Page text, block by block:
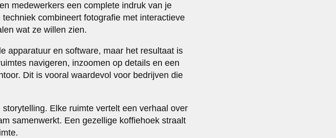
medewerkers een complete indruk van je
combineert fotografie met interactieve
wat ze willen zien.
apparatuur en software, maar het resultaat is
navigeren, inzoomen op details en een
Dit is vooral waardevol voor bedrijven die
Elke ruimte vertelt een verhaal over
samenwerkt. Een gezellige koffiehoek straalt